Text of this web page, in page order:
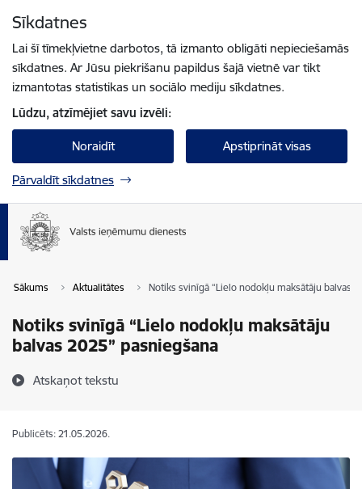
Sīkdatnes
Lai šī tīmekļvietne darbotos, tā izmanto obligāti nepieciešamās
sīkdatnes. Ar Jūsu piekrišanu papildus šajā vietnē var tikt
izmantotas statistikas un sociālo mediju sīkdatnes.
Lūdzu, atzīmējiet savu izvēli:
Noraidīt Apstiprināt visas
Pārvaldīt sīkdatnes
Sākums Aktualitātes Notiks svinīgā “Lielo nodokļu maksātāju balvas
Notiks svinīgā “Lielo nodokļu maksātāju
balvas 2025” pasniegšana
Atskaņot tekstu
Publicēts: 21.05.2026.